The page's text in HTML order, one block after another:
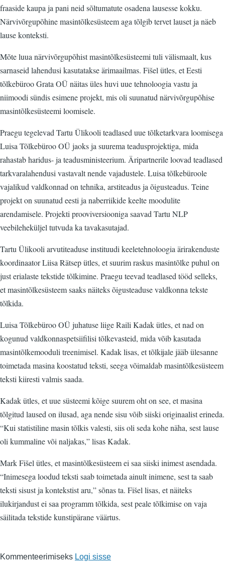
fraaside kaupa ja pani neid sõltumatute osadena lausesse kokku.
Närvivõrgupõhine masintõlkesüsteem aga tõlgib tervet lauset ja näeb
lause konteksti.
Mõte luua närvivõrgupõhist masintõlkesüsteemi tuli välismaalt, kus
sarnaseid lahendusi kasutatakse ärimaailmas. Fišel ütles, et Eesti
tõlkebüroo Grata OÜ näitas üles huvi uue tehnoloogia vastu ja
niimoodi sündis esimene projekt, mis oli suunatud närvivõrgupõhise
masintõlkesüsteemi loomisele.
Praegu tegelevad Tartu Ülikooli teadlased uue tõlketarkvara loomisega
Luisa Tõlkebüroo OÜ jaoks ja suurema teadusprojektiga, mida
rahastab haridus- ja teadusministeerium. Äripartnerile loovad teadlased
tarkvaralahendusi vastavalt nende vajadustele. Luisa tõlkebüroole
vajalikud valdkonnad on tehnika, arstiteadus ja õigusteadus. Teine
projekt on suunatud eesti ja naberriikide keelte moodulite
arendamisele. Projekti prooviversiooniga saavad Tartu NLP
veebileheküljel tutvuda ka tavakasutajad.
Tartu Ülikooli arvutiteaduse instituudi keeletehnoloogia ärirakenduste
koordinaator Liisa Rätsep ütles, et suurim raskus masintõlke puhul on
just erialaste tekstide tõlkimine. Praegu teevad teadlased tööd selleks,
et masintõlkesüsteem saaks näiteks õigusteaduse valdkonna tekste
tõlkida.
Luisa Tõlkebüroo OÜ juhatuse liige Raili Kadak ütles, et nad on
kogunud valdkonnaspetsiifilisi tõlkevasteid, mida võib kasutada
masintõlkemooduli treenimisel. Kadak lisas, et tõlkijale jääb ülesanne
toimetada masina koostatud teksti, seega võimaldab masintõlkesüsteem
teksti kiiresti valmis saada.
Kadak ütles, et uue süsteemi kõige suurem oht on see, et masina
tõlgitud laused on ilusad, aga nende sisu võib siiski originaalist erineda.
“Kui statistiline masin tõlkis valesti, siis oli seda kohe näha, sest lause
oli kummaline või naljakas,” lisas Kadak.
Mark Fišel ütles, et masintõlkesüsteem ei saa siiski inimest asendada.
“Inimesega loodud teksti saab toimetada ainult inimene, sest ta saab
teksti sisust ja kontekstist aru,” sõnas ta. Fišel lisas, et näiteks
ilukirjandust ei saa programm tõlkida, sest peale tõlkimise on vaja
säilitada tekstide kunstipärane väärtus.
Kommenteerimiseks Logi sisse